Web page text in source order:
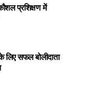
प्रशिक्षण में
लिए सफल बोलीदाता